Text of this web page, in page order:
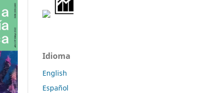
Idioma
English
Español